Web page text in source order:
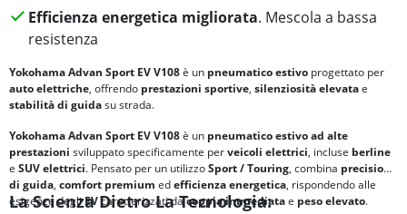
Efficienza energetica migliorata. Mescola a bassa
resistenza
Yokohama Advan Sport EV V108è un pneumatico estivo progettato per
auto elettriche, offrendo prestazioni sportive, silenziosità elevatae
stabilità di guidasu strada.
Yokohama Advan Sport EV V108è un pneumatico estivo ad alte
prestazioni sviluppato specificamente perveicoli elettrici, incluse berline
e SUV elettrici. Pensato per un utilizzoSport / Touring, combina precisione
di guida, comfort premium edefficienza energetica, rispondendo alle
esigenze degliEVcaratterizzati dacoppia immediatae peso elevato.
La Scienza Dietro La Tecnologia: